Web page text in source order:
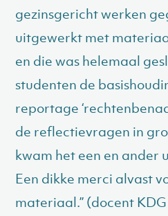
gezinsgericht werken
uitgewerkt met
en die was helemaal
studenten de
reportage
de reflectievragen in
kwam het een en ander
Een dikke merci alvast
materiaal.” (docent